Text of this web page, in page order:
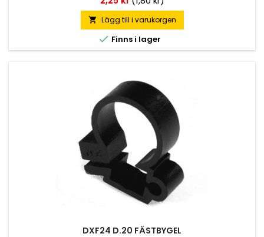
 Lägg till i varukorgen
 Finns i lager
DXF24 D.20 FÄSTBYGEL